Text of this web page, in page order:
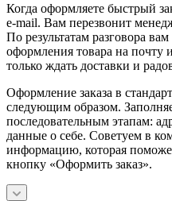
Когда оформляете быстрый
e-mail. Вам перезвонит
По результатам разговора
оформления товара на почту
только ждать доставки и
Оформление заказа в
следующим образом.
последовательным этапам:
данные о себе. Советуем в
информацию, которая
кнопку «Оформить заказ».